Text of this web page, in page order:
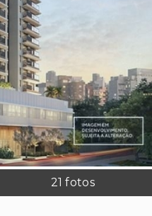
21 fotos